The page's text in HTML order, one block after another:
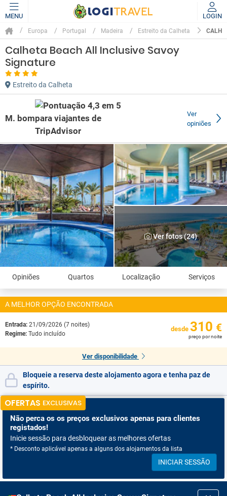
MENU LOGIN
Europa Portugal Madeira Estreito da Calheta
Calheta Beach All Inclusive Savoy
Signature
Estreito da Calheta
M. bom
Ver
opiniões
Ver fotos (24)
Opiniões Quartos Localização Serviços
A MELHOR OPÇÃO ENCONTRADA
Entrada: 21/09/2026 (7 noites)
Regime: Tudo incluído
desde 310 €
preço por noite
Ver disponibilidade
Bloqueie a reserva deste alojamento agora e tenha paz de
espírito.
OFERTAS EXCLUSIVAS
Não perca os os preços exclusivos apenas para clientes
registados!
Inicie sessão para desbloquear as melhores ofertas
* Desconto aplicável apenas a alguns dos alojamentos da lista
INICIAR SESSÃO